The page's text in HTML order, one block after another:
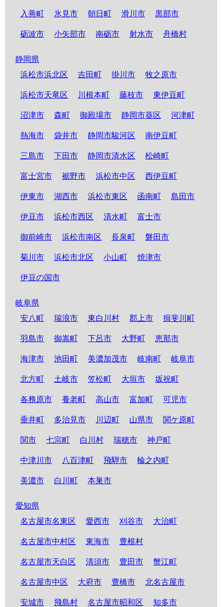
入善町 氷見市 朝日町 滑川市 黒部市
砺波市 小矢部市 南砺市 射水市 舟橋村
静岡県
浜松市浜北区
吉田町 掛川市 牧之原市
浜松市天竜区 川根本町 藤枝市 東伊豆町
沼津市 森町 御殿場市 静岡市葵区 河津町
熱海市 袋井市 静岡市駿河区 南伊豆町
三島市 下田市 静岡市清水区 松崎町
富士宮市 裾野市 浜松市中区 西伊豆町
伊東市 湖西市 浜松市東区 函南町 島田市
伊豆市 浜松市西区 清水町 富士市
御前崎市 浜松市南区 長泉町 磐田市
菊川市 浜松市北区 小山町 焼津市
伊豆の国市
岐阜県
安八町
瑞浪市 東白川村 郡上市 揖斐川町
羽島市 御嵩町 下呂市 大野町 恵那市
海津市 池田町 美濃加茂市 岐南町 岐阜市
北方町 土岐市 笠松町 大垣市 坂祝町
各務原市 養老町 高山市 富加町 可児市
垂井町 多治見市 川辺町 山県市 関ケ原町
関市 七宗町 白川村 瑞穂市 神戸町
中津川市 八百津町 飛騨市 輪之内町
美濃市 白川町 本巣市
愛知県
名古屋市名東区
愛西市 刈谷市 大治町
名古屋市中村区 東海市 豊根村
名古屋市天白区 清須市 豊田市 蟹江町
名古屋市中区 大府市 豊橋市 北名古屋市
安城市 飛島村 名古屋市昭和区 知多市